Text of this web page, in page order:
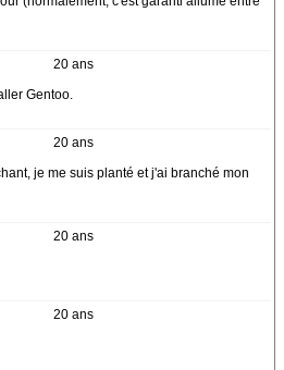
20 ans
Gentoo.
20 ans
je me suis planté et j'ai branché mon
20 ans
20 ans